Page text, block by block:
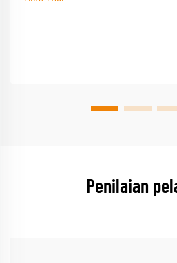
Penilaian